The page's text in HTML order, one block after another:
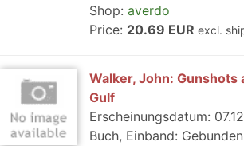
Shop: averdo
Price: 20.69 EUR excl.
Walker, John: Gunshots
Gulf
Erscheinungsdatum:
Buch, Einband: